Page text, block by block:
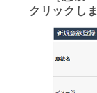
クリックしま